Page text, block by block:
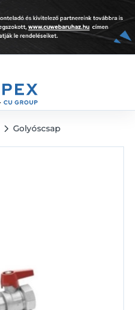
Golyóscsap